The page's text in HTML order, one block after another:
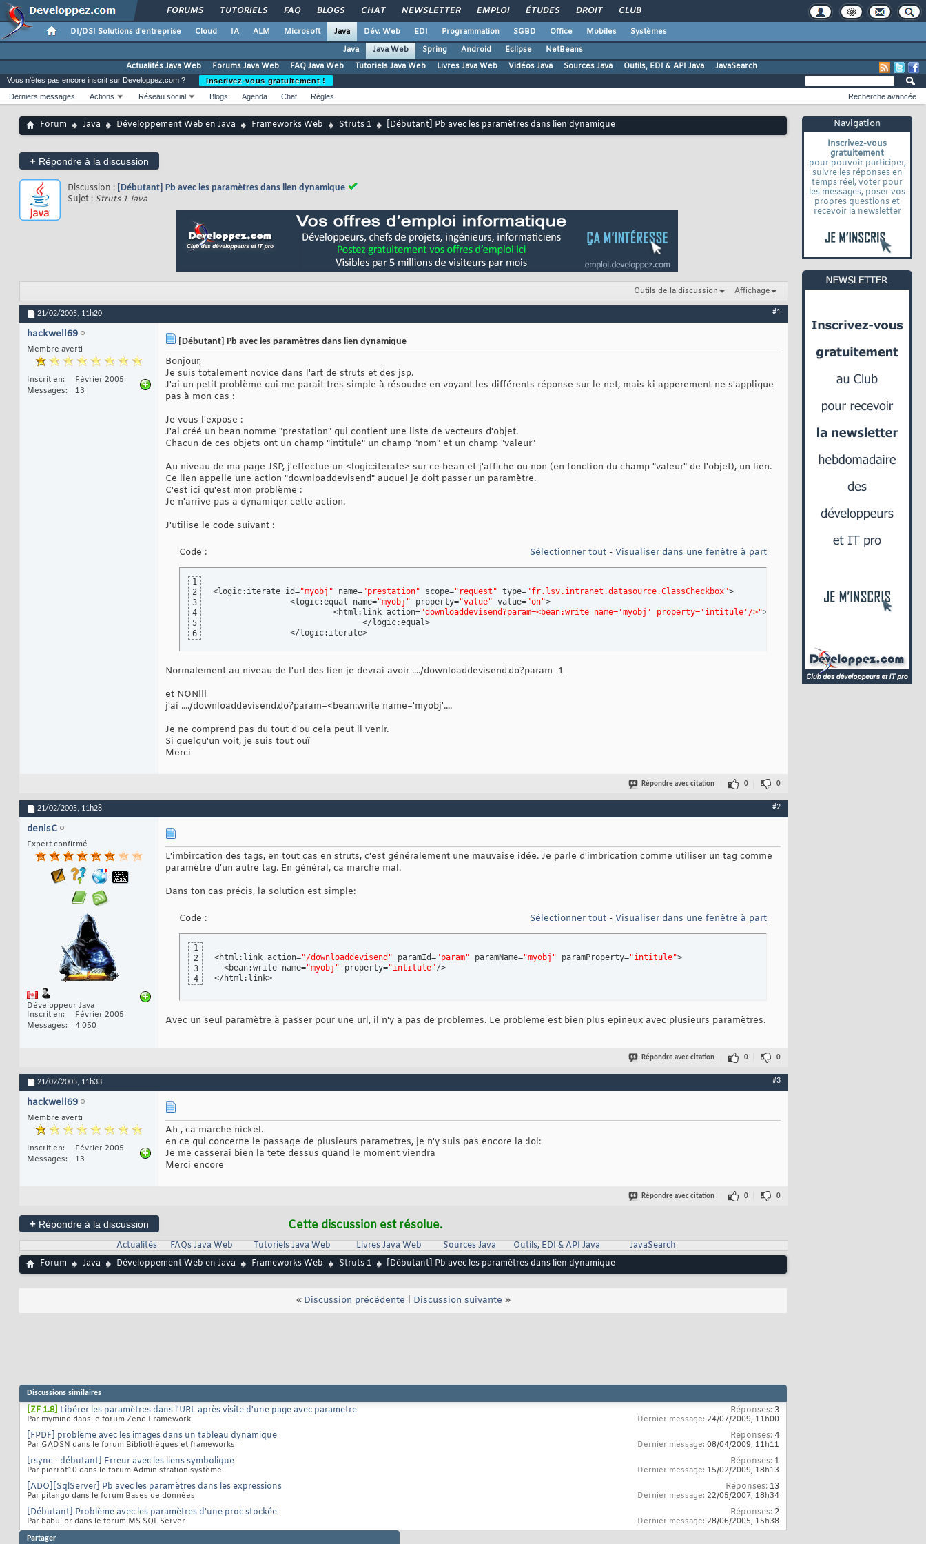
FORUMS TUTORIELS FAQ BLOGS CHAT NEWSLETTER EMPLOI ÉTUDES DROIT CLUB
DI/DSI Solutions d'entreprise Cloud IA ALM Microsoft Java Dév. Web EDI Programmation SGBD Office Mobiles
Systèmes
Java
Java Web Spring Android Eclipse
NetBeans
Actualités Java Web
Forums Java Web FAQ Java Web Tutoriels Java Web Livres Java Web Vidéos Java Sources Java Outils, EDI & API Java JavaSearch
Navigation
Inscrivez-vous
gratuitement
pour pouvoir participer,
suivre les réponses en
temps réel, voter pour
les messages, poser vos
propres questions et
recevoir la newsletter
Vous n'êtes pas encore inscrit sur Developpez.com ?
Inscrivez-vous gratuitement !
Derniers messages
Actions Réseau social Blogs Agenda Chat Règles Recherche avancée
Forum Java Développement Web en Java Frameworks Web Struts 1 [Débutant] Pb avec les paramètres dans lien dynamique
+ Répondre à la discussion
Discussion : [Débutant] Pb avec les paramètres dans lien dynamique
Sujet : Struts 1 Java
Outils de la discussion Affichage
21/02/2005, 11h20 #1
hackwell69
Membre averti
Inscrit en
Février 2005
Messages
13
[Débutant] Pb avec les paramètres dans lien dynamique
Bonjour,
Je suis totalement novice dans l'art de struts et des jsp.
J'ai un petit problème qui me parait tres simple à résoudre en voyant les différents réponse sur le net, mais ki apperement ne s'applique
pas à mon cas :
Je vous l'expose :
J'ai créé un bean nomme "prestation" qui contient une liste de vecteurs d'objet.
Chacun de ces objets ont un champ "intitule" un champ "nom" et un champ "valeur"
Au niveau de ma page JSP, j'effectue un <logic:iterate> sur ce bean et j'affiche ou non (en fonction du champ "valeur" de l'objet), un lien.
Ce lien appelle une action "downloaddevisend" auquel je doit passer un paramètre.
C'est ici qu'est mon problème :
Je n'arrive pas a dynamiqer cette action.
J'utilise le code suivant :
Code : Sélectionner tout - Visualiser dans une fenêtre à part
1
2
3
4
5
6
<logic:iterate id="myobj" name="prestation" scope="request" type="fr.lsv.intranet.datasource.ClassCheckbox">
		<logic:equal name=
"myobj" property="value" value="on">
			 <html:link action=
"downloaddevisend?param=<bean:write name='myobj' property='intitule'/>"><bean:write name=
		</logic:iterate>
Normalement au niveau de l'url des lien je devrai avoir ..../downloaddevisend.do?param=1
et NON!!!
j'ai ..../downloaddevisend.do?param=<bean:write name='myobj'....
Je ne comprend pas du tout d'ou cela peut il venir.
Si quelqu'un voit, je suis tout ouï
Merci
Répondre avec citation 0 0
21/02/2005, 11h28 #2
denisC
Expert confirmé
Développeur Java
Inscrit en
Février 2005
Messages
4 050
L'imbircation des tags, en tout cas en struts, c'est généralement une mauvaise idée. Je parle d'imbrication comme utiliser un tag comme
paramètre d'un autre tag. En général, ca marche mal.
Dans ton cas précis, la solution est simple:
Code : Sélectionner tout - Visualiser dans une fenêtre à part
1
2
3
4
<html:link action="/downloaddevisend" paramId="param" paramName="myobj" paramProperty="intitule">
  <bean:write name=
"myobj" property="intitule"/>
</html:link>
Avec un seul paramètre à passer pour une url, il n'y a pas de problemes. Le probleme est bien plus epineux avec plusieurs paramètres.
Répondre avec citation 0 0
21/02/2005, 11h33 #3
hackwell69
Membre averti
Inscrit en
Février 2005
Messages
13
Ah , ca marche nickel.
en ce qui concerne le passage de plusieurs parametres, je n'y suis pas encore la :lol:
Je me casserai bien la tete dessus quand le moment viendra
Merci encore
Répondre avec citation 0 0
+ Répondre à la discussion Cette discussion est résolue.
Actualités FAQs Java Web Tutoriels Java Web Livres Java Web Sources Java Outils, EDI & API Java
JavaSearch
Forum
Java Développement Web en Java Frameworks Web Struts 1 [Débutant] Pb avec les paramètres dans lien dynamique
« Discussion précédente Discussion suivante »
Discussions similaires
[ZF 1.8] Libérer les paramètres dans l'URL après visite d'une page avec parametre
Par mymind dans le forum Zend Framework
Réponses: 3
Dernier message: 24/07/2009, 11h00
[FPDF] problème avec les images dans un tableau dynamique
Par GADSN dans le forum Bibliothèques et frameworks
Réponses:4
Dernier message: 08/04/2009, 11h11
[rsync - débutant] Erreur avec les liens symbolique
Par pierrot10 dans le forum Administration système
Réponses: 1
Dernier message: 15/02/2009, 18h13
[ADO][SqlServer] Pb avec les paramètres dans les expressions
Par pitango dans le forum Bases de données
Réponses: 13
Dernier message: 22/05/2007, 18h34
[Débutant] Problème avec les paramètres d'une proc stockée
Par babulior dans le forum MS SQL Server
Réponses: 2
Dernier message: 28/06/2005, 15h38
Partager